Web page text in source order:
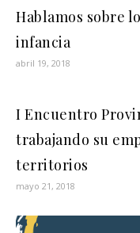
Hablamos sobre
infancia
abril 19, 2018
I Encuentro
trabajando su
territorios
mayo 21, 2018